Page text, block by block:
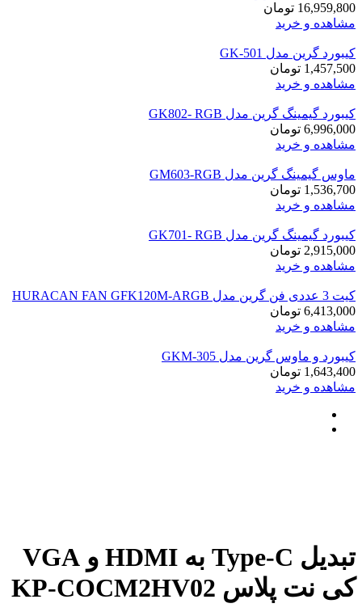
16,959,800 تومان
مشاهده و خرید
کیبورد گرین مدل GK-501
1,457,500 تومان
مشاهده و خرید
کیبورد گیمینگ گرین مدل GK802- RGB
6,996,000 تومان
مشاهده و خرید
ماوس گیمینگ گرین مدل GM603-RGB
1,536,700 تومان
مشاهده و خرید
کیبورد گیمینگ گرین مدل GK701- RGB
2,915,000 تومان
مشاهده و خرید
کیت 3 عددی فن گرین مدل HURACAN FAN GFK120M-ARGB
6,413,000 تومان
مشاهده و خرید
کیبورد و ماوس گرین مدل GKM-305
1,643,400 تومان
مشاهده و خرید
تبدیل Type-C به HDMI و VGA
کی نت پلاس KP-COCM2HV02